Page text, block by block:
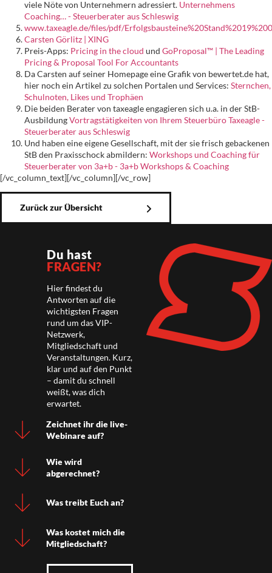
viele Nöte von Unternehmern adressiert. Unternehmens
Coaching… - Steuerberater aus Schleswig
‎www.taxeagle.de/files/pdf/
Carsten Görlitz | XING
Preis-Apps: Pricing in the cloud und GoProposal™ | The Leading
Pricing & Proposal Tool For Accountants
Da Carsten auf seiner Homepage eine Grafik von bewertet.de hat,
hier noch ein Artikel zu solchen Portalen und Services: Sternchen,
Schulnoten, Likes und Trophäen
Die beiden Berater von taxeagle engagieren sich u.a. in der StB-
AusbildungVortragstätigkeiten von Ihrem Steuerbüro Taxeagle -
Steuerberater aus Schleswig
Und haben eine eigene Gesellschaft, mit der sie frisch gebackenen
StB den Praxisschock abmildern: Workshops und Coaching für
Steuerberater von 3a+b - 3a+b Workshops & Coaching
[/vc_column_text][/vc_column][/vc_row]
Zurück zur Übersicht
Du hast
FRAGEN?
Hier findest du
Antworten auf die
wichtigsten Fragen
rund um das VIP-
Netzwerk,
Mitgliedschaft und
Veranstaltungen. Kurz,
klar und auf den Punkt
– damit du schnell
weißt, was dich
erwartet.
Zeichnet ihr die live-
Webinare auf?
Wie wird
abgerechnet?
Was treibt Euch an?
Was kostet mich die
Mitgliedschaft?